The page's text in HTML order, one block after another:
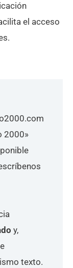
el acceso
2000»
y,
texto.